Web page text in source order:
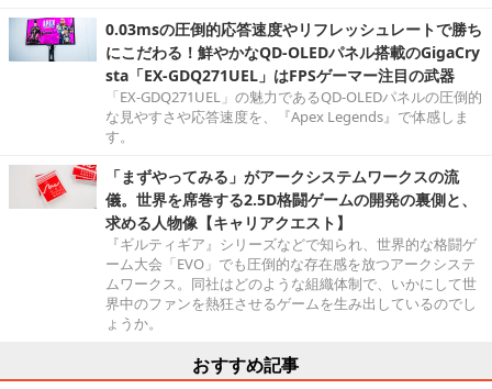
0.03msの圧倒的応答速度やリフレッシュレートで勝ち
にこだわる！鮮やかなQD-OLEDパネル搭載のGigaCry
sta「EX-GDQ271UEL」はFPSゲーマー注目の武器
「EX-GDQ271UEL」の魅力であるQD-OLEDパネルの圧倒的
な見やすさや応答速度を、『Apex Legends』で体感しま
す。
「まずやってみる」がアークシステムワークスの流
儀。世界を席巻する2.5D格闘ゲームの開発の裏側と、
求める人物像【キャリアクエスト】
『ギルティギア』シリーズなどで知られ、世界的な格闘ゲ
ーム大会「EVO」でも圧倒的な存在感を放つアークシステ
ムワークス。同社はどのような組織体制で、いかにして世
界中のファンを熱狂させるゲームを生み出しているのでし
ょうか。
おすすめ記事